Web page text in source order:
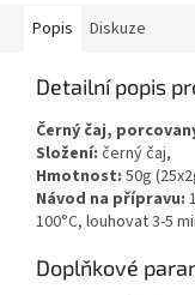
Popis Diskuze
Detailní popis
Černý čaj,
Složení: černý čaj,
Hmotnost: 50g
Návod na přípravu:
100°C, louhovat 3-5
Doplňkové